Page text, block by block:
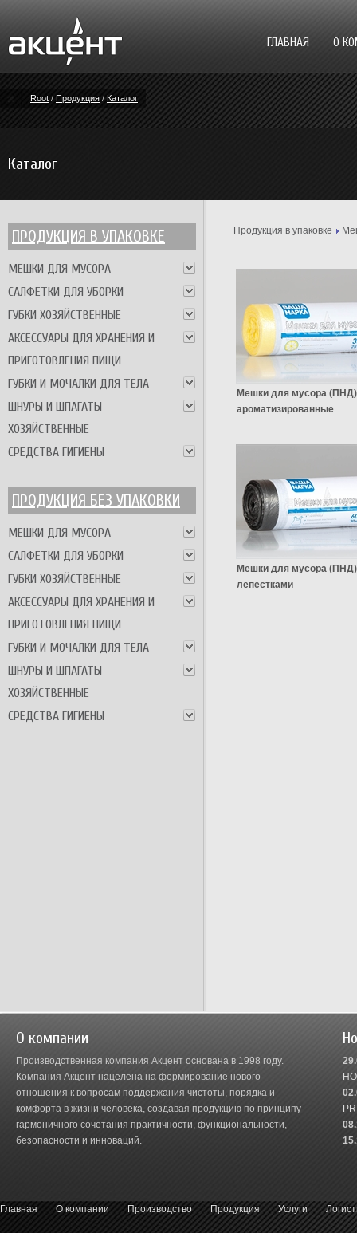
ГЛАВНАЯ О
Root / Продукция / Каталог
Каталог
ПРОДУКЦИЯ В УПАКОВКЕ
МЕШКИ ДЛЯ МУСОРА
САЛФЕТКИ ДЛЯ УБОРКИ
ГУБКИ ХОЗЯЙСТВЕННЫЕ
АКСЕССУАРЫ ДЛЯ ХРАНЕНИЯ И
ПРИГОТОВЛЕНИЯ ПИЩИ
ГУБКИ И МОЧАЛКИ ДЛЯ ТЕЛА
ШНУРЫ И ШПАГАТЫ
ХОЗЯЙСТВЕННЫЕ
СРЕДСТВА ГИГИЕНЫ
ПРОДУКЦИЯ БЕЗ УПАКОВКИ
МЕШКИ ДЛЯ МУСОРА
САЛФЕТКИ ДЛЯ УБОРКИ
ГУБКИ ХОЗЯЙСТВЕННЫЕ
АКСЕССУАРЫ ДЛЯ ХРАНЕНИЯ И
ПРИГОТОВЛЕНИЯ ПИЩИ
ГУБКИ И МОЧАЛКИ ДЛЯ ТЕЛА
ШНУРЫ И ШПАГАТЫ
ХОЗЯЙСТВЕННЫЕ
СРЕДСТВА ГИГИЕНЫ
Продукция в упаковке
Мешки для мусора (ПНД)
ароматизированные
Мешки для мусора
лепестками
О компании
Производственная компания Акцент основана в 1998 году.
Компания Акцент нацелена на формирование нового
отношения к вопросам поддержания чистоты, порядка и
комфорта в жизни человека, создавая продукцию по принципу
гармоничного сочетания практичности, функциональности,
безопасности и инноваций.
Главная О компании Производство Продукция Услуги